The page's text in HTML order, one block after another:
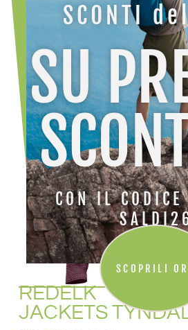
REDELK
JACKETS
SCONTI
SU
CON IL CODICE
SCOPRILI